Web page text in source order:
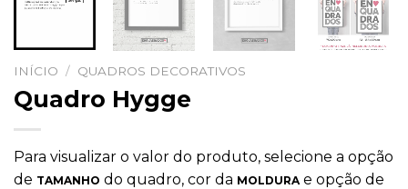
INÍCIO / QUADROS DECORATIVOS
Quadro Hygge
Para visualizar o valor do produto, selecione a opção
de TAMANHO do quadro, cor da MOLDURAe opção de